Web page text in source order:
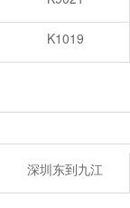
K1019
深圳东到九江